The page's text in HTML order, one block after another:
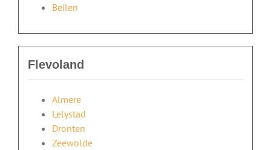
Beilen
Flevoland
Almere
Lelystad
Dronten
Zeewolde